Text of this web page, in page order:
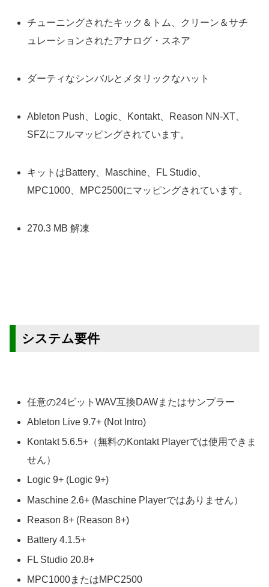
チューニングされたキック＆トム、クリーン＆サチ
ュレーションされたアナログ・スネア
ダーティなシンバルとメタリックなハット
Ableton Push、Logic、Kontakt、Reason NN-XT、
SFZにフルマッピングされています。
キットはBattery、Maschine、FL Studio、
MPC1000、MPC2500にマッピングされています。
270.3 MB 解凍
システム要件
任意の24ビットWAV互換DAWまたはサンプラー
Ableton Live 9.7+ (Not Intro)
Kontakt 5.6.5+（無料のKontakt Playerでは使用できま
せん）
Logic 9+ (Logic 9+)
Maschine 2.6+ (Maschine Playerではありません）
Reason 8+ (Reason 8+)
Battery 4.1.5+
FL Studio 20.8+
MPC1000またはMPC2500